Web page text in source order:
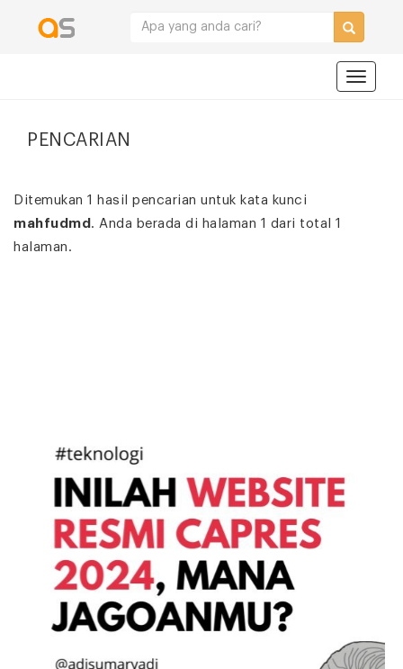
PENCARIAN
Ditemukan 1 hasil pencarian untuk kata kunci
mahfudmd . Anda berada di halaman 1 dari total 1
halaman.